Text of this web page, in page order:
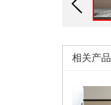
相关产品